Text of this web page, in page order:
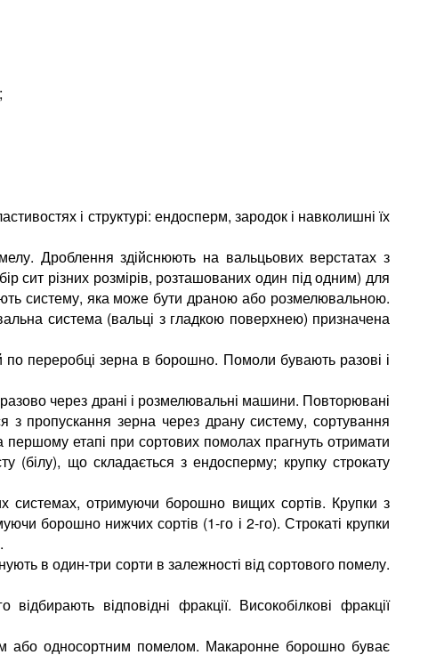
і структурі: ендосперм, зародок і навколишні їх
Дроблення здійснюють на вальцьових верстатах з
сит різних розмірів, розташованих один під одним) для
систему, яка може бути драною або розмелювальною.
система (вальці з гладкою поверхнею) призначена
по переробці зерна в борошно. Помоли бувають разові і
через драні і розмелювальні машини. Повторювані
пропускання зерна через драну систему, сортування
етапі при сортових помолах прагнуть отримати
(білу), що складається з ендосперму; крупку строкату
системах, отримуючи борошно вищих сортів. Крупки з
борошно нижчих сортів (1-го і 2-го). Строкаті крупки
в один-три сорти в залежності від сортового помелу.
відповідні фракції. Високобілкові фракції
або односортним помелом. Макаронне борошно буває